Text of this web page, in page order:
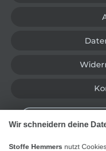
Wir schneidern deine
Stoffe Hemmers nutzt